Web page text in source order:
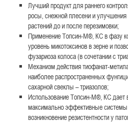
Лучший продукт для раннего
росы, снежной плесени и улучшения
растений до и после перезимовки;
Применение Топсин-М®, КС в фазу
уровень микотоксинов в зерне и
фузариоза колоса (в сочетании с
Механизм действия тиофанат-
наиболее распространенных
сахарной свеклы – триазолов;
Использование Топсин-М®, КС дает
максимально эффективные
возникновение резистентности у